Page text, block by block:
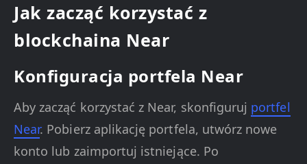
Jak zacząć korzystać z
blockchaina Near
Konfiguracja portfela Near
Aby zacząć korzystać z Near, skonfiguruj portfel
Near. Pobierz aplikację portfela, utwórz nowe
konto lub zaimportuj istniejące. Po